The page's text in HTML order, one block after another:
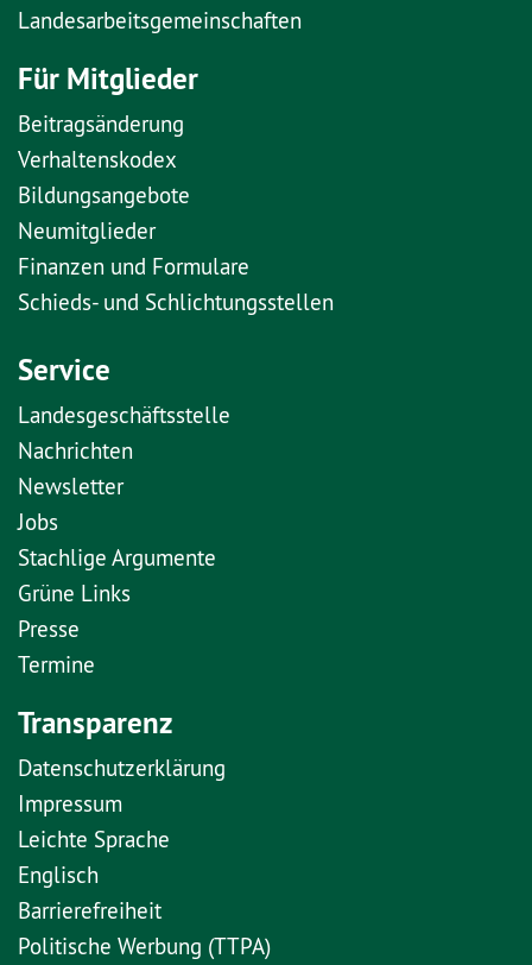
Landesarbeitsgemeinschaften
Für Mitglieder
Beitragsänderung
Verhaltenskodex
Bildungsangebote
Neumitglieder
Finanzen und Formulare
Schieds- und Schlichtungsstellen
Service
Landesgeschäftsstelle
Nachrichten
Newsletter
Jobs
Stachlige Argumente
Grüne Links
Presse
Termine
Transparenz
Datenschutzerklärung
Impressum
Leichte Sprache
Englisch
Barrierefreiheit
Politische Werbung (TTPA)